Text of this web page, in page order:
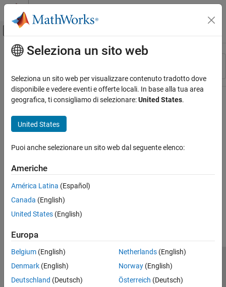
Vai al contenuto
Attiva/disattiva menu di navigazione
Risorsa
Stato
Contenuto principale
Seleziona un sito web
Seleziona un sito web per visualizzare contenuto tradotto dove
disponibile e vedere eventi e offerte locali. In base alla tua area
geografica, ti consigliamo di selezionare:United States.
United States
Puoi anche selezionare un sito web dal seguente elenco:
Americhe
América Latina (Español)
Canada (English)
United States (English)
Europa
Belgium (English)
Denmark (English)
Deutschland (Deutsch)
Netherlands(English)
Norway(English)
Österreich (Deutsch)
Centro di fiducia
Informativa sulla privacy
Antipirateria
Stato dell'applicazione
Contatti